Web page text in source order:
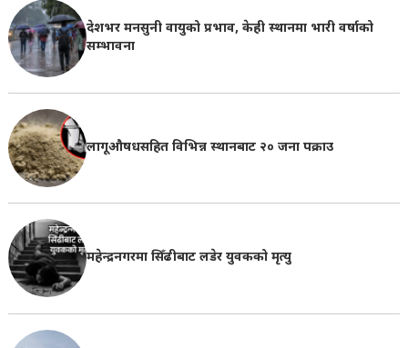
देशभर मनसुनी वायुको प्रभाव, केही स्थानमा भारी वर्षाको
सम्भावना
लागूऔषधसहित विभिन्न स्थानबाट २० जना पक्राउ
महेन्द्रनगरमा सिँढीबाट लडेर युवकको मृत्यु